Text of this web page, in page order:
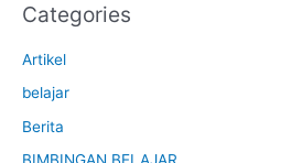
Categories
Artikel
belajar
Berita